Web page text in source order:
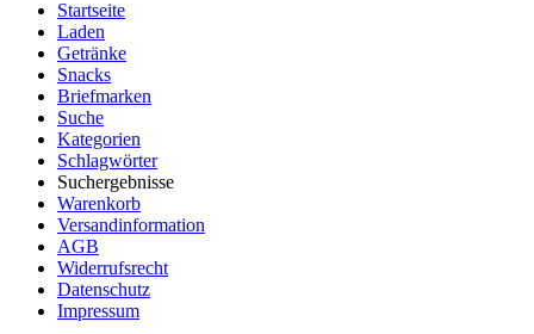
Startseite
Laden
Getränke
Snacks
Briefmarken
Suche
Kategorien
Schlagwörter
Suchergebnisse
Warenkorb
Versandinformation
AGB
Widerrufsrecht
Datenschutz
Impressum